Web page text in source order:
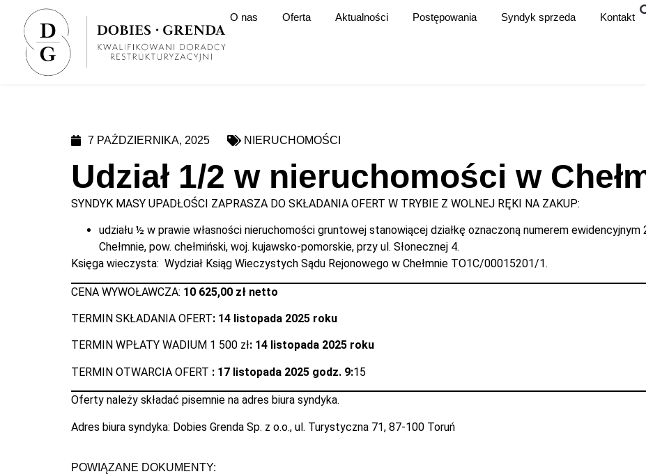
O nas Oferta Aktualności Postępowania Syndyk sprzeda Kontakt
7 PAŹDZIERNIKA, 2025 NIERUCHOMOŚCI
Udział 1/2 w nieruchomości w
SYNDYK MASY UPADŁOŚCI ZAPRASZA DO SKŁADANIA OFERT W TRYBIE Z WOLNEJ RĘKI NA ZAKUP:
udziału ½ w prawie własności nieruchomości gruntowej stanowiącej działkę oznaczoną numerem
Chełmnie, pow. chełmiński, woj. kujawsko-pomorskie, przy ul. Słonecznej 4.
Księga wieczysta: Wydział Ksiąg Wieczystych Sądu Rejonowego w Chełmnie TO1C/00015201/1.
CENA WYWOŁAWCZA: 10 625,00 zł netto
TERMIN SKŁADANIA OFERT: 14 listopada 2025 roku
TERMIN WPŁATY WADIUM 1 500 zł: 14 listopada 2025 roku
TERMIN OTWARCIA OFERT : 17 listopada 2025 godz. 9:15
Oferty należy składać pisemnie na adres biura syndyka.
Adres biura syndyka: Dobies Grenda Sp. z o.o., ul. Turystyczna 71, 87-100 Toruń
POWIĄZANE DOKUMENTY: